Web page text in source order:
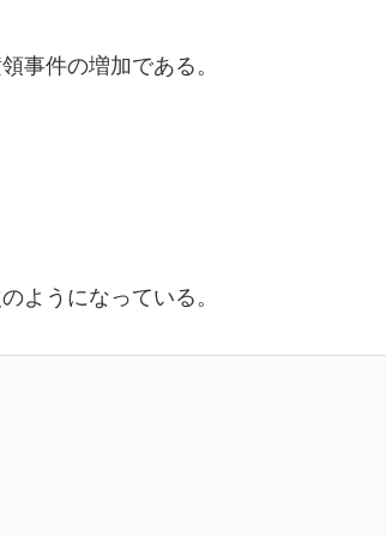
事件の増加である。
ようになっている。